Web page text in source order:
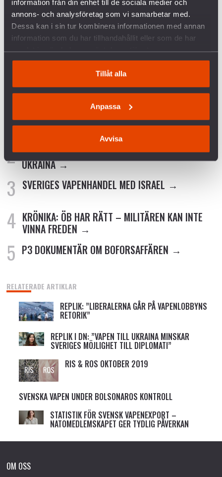
information från din enhet till de sociala medier och
annons- och analysföretag som vi samarbetar med.
Dessa kan i sin tur kombinera informationen med annan
information som du har tillhandahållit eller som de har
Tillåt alla
Anpassa
Avvisa
på Svenska Freds, 070 763 48 51,
linda.akerstrom@svenskafreds.se
FÖRETAGEN INOM VAPENINDUSTRIN
VANLIGA FRÅGOR OCH SVAR OM KRIGET I
UKRAINA
SVERIGES VAPENHANDEL MED ISRAEL
KRÖNIKA: ÖB HAR RÄTT – MILITÄREN KAN INTE
VINNA FREDEN
P3 DOKUMENTÄR OM BOFORSAFFÄREN
RELATERADE ARTIKLAR
REPLIK: ”LIBERALERNA GÅR PÅ VAPENLOBBYNS
RETORIK”
REPLIK I DN: ”VAPEN TILL UKRAINA MINSKAR
SVERIGES MÖJLIGHET TILL DIPLOMATI”
RIS & ROS OKTOBER 2019
SVENSKA VAPEN UNDER BOLSONAROS KONTROLL
STATISTIK FÖR SVENSK VAPENEXPORT –
NATOMEDLEMSKAPET GER TYDLIG PÅVERKAN
OM OSS